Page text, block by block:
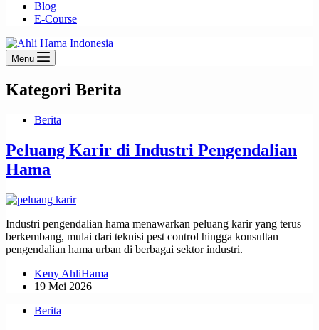
Blog
E-Course
Menu
Kategori Berita
Berita
Peluang Karir di Industri Pengendalian
Hama
Industri pengendalian hama menawarkan peluang karir yang terus
berkembang, mulai dari teknisi pest control hingga konsultan
pengendalian hama urban di berbagai sektor industri.
Keny AhliHama
19 Mei 2026
Berita